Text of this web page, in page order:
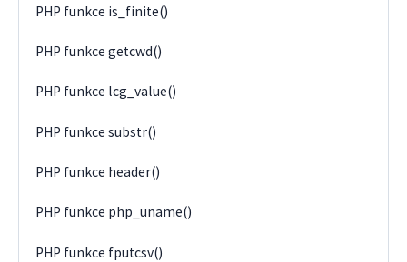
PHP funkce is_finite()
PHP funkce getcwd()
PHP funkce lcg_value()
PHP funkce substr()
PHP funkce header()
PHP funkce php_uname()
PHP funkce fputcsv()